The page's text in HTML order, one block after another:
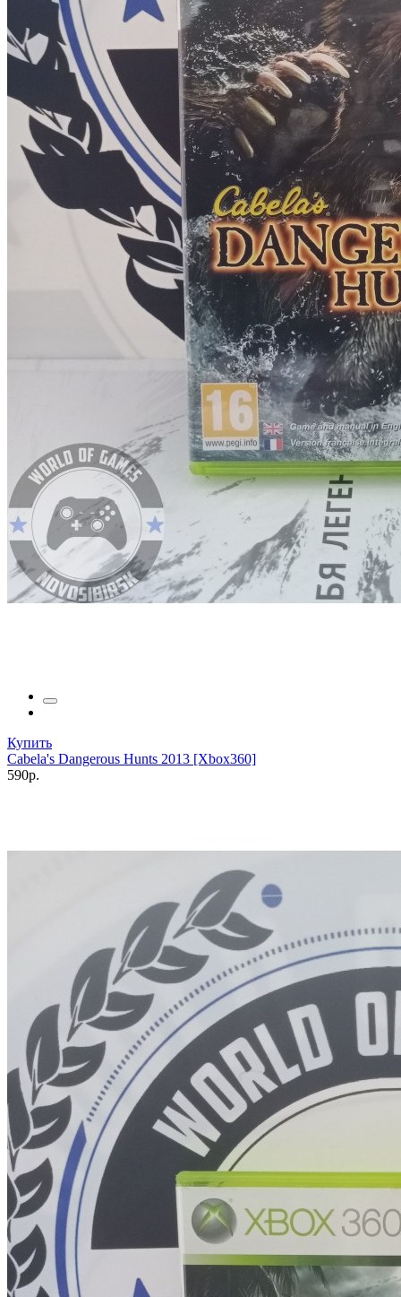
Купить
Cabela's Dangerous Hunts 2013 [Xbox360]
590р.